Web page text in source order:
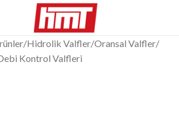
/Hidrolik Valfler/Oransal Valfler/
Kontrol Valfleri